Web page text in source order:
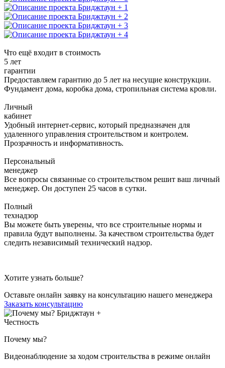
Что ещё входит в стоимость
5 лет
гарантии
Предоставляем гарантию до 5 лет на несущие конструкции.
Фундамент дома, коробка дома, стропильная система кровли.
Личный
кабинет
Удобный интернет-сервис, который предназначен для
удаленного управления строительством и контролем.
Прозрачность и информативность.
Персональный
менеджер
Все вопросы связанные со строительством решит ваш личный
менеджер. Он доступен 25 часов в сутки.
Полный
технадзор
Вы можете быть уверены, что все строительные нормы и
правила будут выполнены. За качеством строительства будет
следить независимый технический надзор.
Хотите узнать больше?
Оставьте онлайн заявку на консультацию нашего менеджера
Заказать консультацию
Честность
Почему мы?
Видеонаблюдение за ходом строительства в режиме онлайн